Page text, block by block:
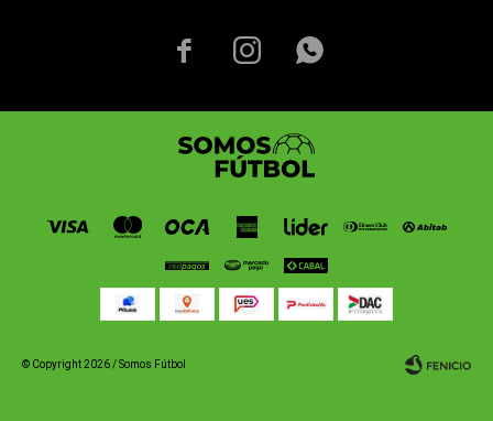
  
© Copyright 2026 / Somos Fútbol